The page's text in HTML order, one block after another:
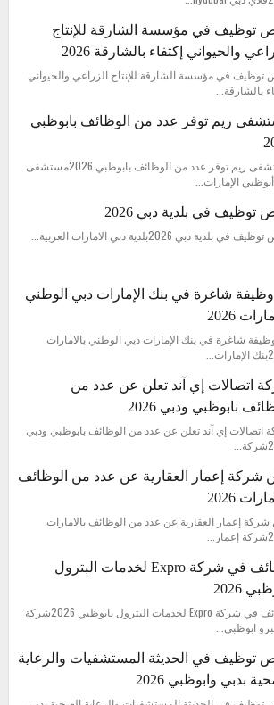
توظيف في مؤسسة الشارقة للإنتاج
والحيواني إكتفاء بالشارقة 2026
في مؤسسة الشارقة للإنتاج الزراعي والحيواني
بالشارقة...
ريم توفر عدد من الوظائف بابوظبي
مستشفى ريم توفر عدد من الوظائف بابوظبي 2026مستشفى
الإمارات...
توظيف في بلدية دبي 2026
في بلدية دبي 2026بلدية دبي الامارات العربية...
22 وظيفة شاغرة في بنك الإمارات دبي الوطني
2026
وظيفة شاغرة في بنك الإمارات دبي الوطني بالامارات
اتصالات إي آند تعلن عن عدد من
بابوظبي ودبي 2026
اتصالات إي آند تعلن عن عدد من الوظائف بابوظبي ودبي
شركة إعمار العقارية عن عدد من الوظائف
2026
شركة إعمار العقارية عن عدد من الوظائف بالامارات
وظائف في شركة Expro لخدمات البترول
2026
وظائف في شركة Expro لخدمات البترول بابوظبي 2026شركة
ابوظبي...
توظيف في الحديثة المستشفيات والرعاية
بدبي وابوظبي 2026